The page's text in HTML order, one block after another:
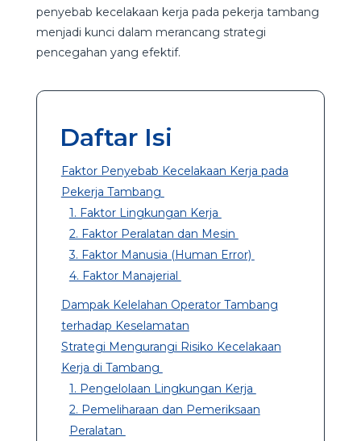
penyebab kecelakaan kerja pada pekerja tambang
menjadi kunci dalam merancang strategi
pencegahan yang efektif.
Daftar Isi
Faktor Penyebab Kecelakaan Kerja pada
Pekerja Tambang
1. Faktor Lingkungan Kerja
2. Faktor Peralatan dan Mesin
3. Faktor Manusia (Human Error)
4. Faktor Manajerial
Dampak Kelelahan Operator Tambang
terhadap Keselamatan
Strategi Mengurangi Risiko Kecelakaan
Kerja di Tambang
1. Pengelolaan Lingkungan Kerja
2. Pemeliharaan dan Pemeriksaan
Peralatan